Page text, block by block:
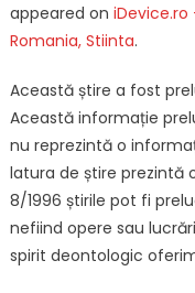
appeared on iDevice.ro
Romania, Stiinta.
Această știre a fost
Această informație
nu reprezintă o
latura de știre prezintă
8/1996 știrile pot fi
nefiind opere sau
spirit deontologic